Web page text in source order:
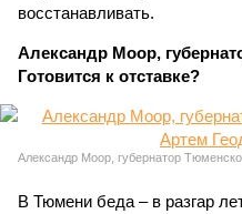
восстанавливать.
Александр Моор,
Готовится к отставке?
Александр Моор, губернатор
В Тюмени беда – в разгар